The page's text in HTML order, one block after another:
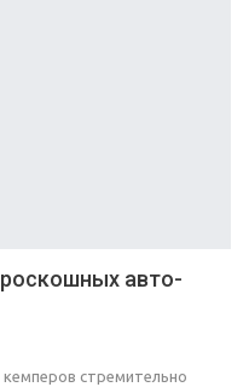
авто-
стремительно